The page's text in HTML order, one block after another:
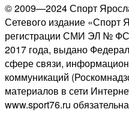
© 2009—2024 Спорт
Сетевого издание «Спорт
регистрации СМИ ЭЛ № ФС
2017 года, выдано
сфере связи,
коммуникаций
материалов в сети
www.sport76.ru